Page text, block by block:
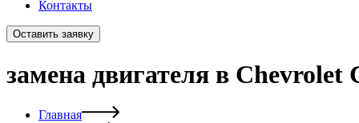
Контакты
Оставить заявку
замена двигателя в Chevrolet
Главная